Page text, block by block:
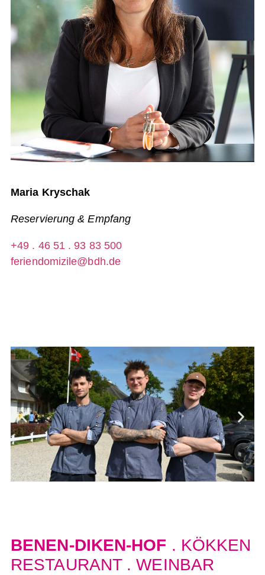
Maria Kryschak
Reservierung & Empfang
+49 . 46 51 . 93 83 500
feriendomizile@bdh.de
BENEN-DIKEN-HOF . KÖKKEN
RESTAURANT . WEINBAR